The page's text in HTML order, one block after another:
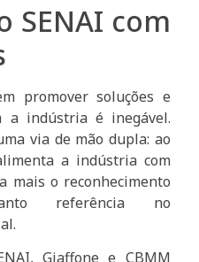
SENAI com
promover soluções e
a indústria é inegável.
via de mão dupla: ao
a indústria com
mais o reconhecimento
referência no
Giaffone e CBMM